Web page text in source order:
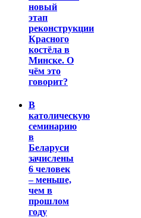
новый
этап
реконструкции
Красного
костёла в
Минске. О
чём это
говорит?
В
католическую
семинарию
в
Беларуси
зачислены
6 человек
– меньше,
чем в
прошлом
году